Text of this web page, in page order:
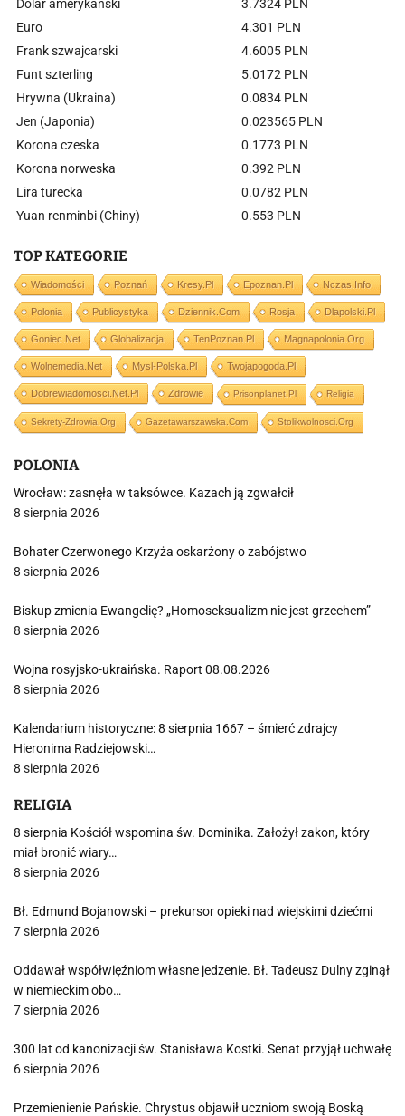
Dolar amerykański
3.7324 PLN
Euro
4.301 PLN
Frank szwajcarski
4.6005 PLN
Funt szterling
5.0172 PLN
Hrywna (Ukraina)
0.0834 PLN
Jen (Japonia)
0.023565 PLN
Korona czeska
0.1773 PLN
Korona norweska
0.392 PLN
Lira turecka
0.0782 PLN
Yuan renminbi (Chiny)
0.553 PLN
TOP KATEGORIE
Wiadomości Poznań Kresy.pl Epoznan.pl Nczas.info
Polonia Publicystyka Dziennik.com Rosja Dlapolski.pl
Goniec.net Globalizacja TenPoznan.pl Magnapolonia.org
Wolnemedia.net Mysl-Polska.pl Twojapogoda.pl
Dobrewiadomosci.net.pl Zdrowie Prisonplanet.pl Religia
Sekrety-Zdrowia.org Gazetawarszawska.com Stolikwolnosci.org
POLONIA
Wrocław: zasnęła w taksówce. Kazach ją zgwałcił
8 sierpnia 2026
Bohater Czerwonego Krzyża oskarżony o zabójstwo
8 sierpnia 2026
Biskup zmienia Ewangelię? „Homoseksualizm nie jest grzechem”
8 sierpnia 2026
Wojna rosyjsko-ukraińska. Raport 08.08.2026
8 sierpnia 2026
Kalendarium historyczne: 8 sierpnia 1667 – śmierć zdrajcy
Hieronima Radziejowski…
8 sierpnia 2026
RELIGIA
8 sierpnia Kościół wspomina św. Dominika. Założył zakon, który
miał bronić wiary…
8 sierpnia 2026
Bł. Edmund Bojanowski – prekursor opieki nad wiejskimi dziećmi
7 sierpnia 2026
Oddawał współwięźniom własne jedzenie. Bł. Tadeusz Dulny zginął
w niemieckim obo…
7 sierpnia 2026
300 lat od kanonizacji św. Stanisława Kostki. Senat przyjął uchwałę
6 sierpnia 2026
Przemienienie Pańskie. Chrystus objawił uczniom swoją Boską